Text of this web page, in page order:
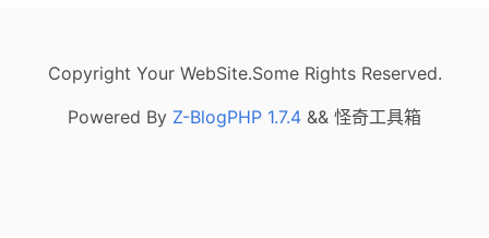
Copyright Your WebSite.Some Rights Reserved.
Powered By Z-BlogPHP 1.7.4 && 怪奇工具箱